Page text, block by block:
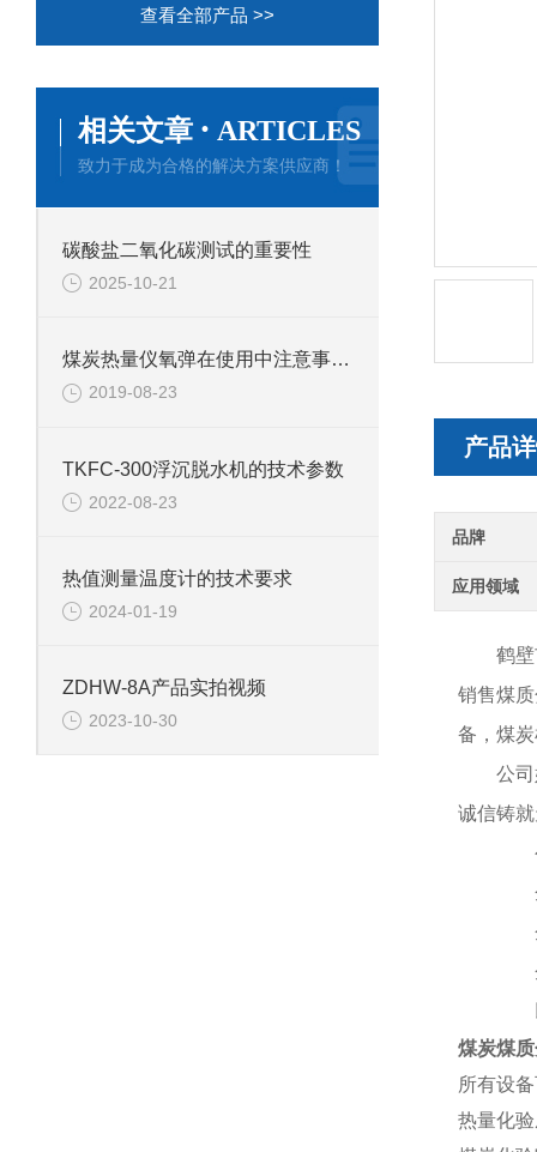
产品
品牌
应用领域
鹤
销售煤
备，煤
公
诚信铸
公
企
企
企
煤炭煤
所有设
热量化
查看全部产品 >>
相关文章 · ARTICLES
致力于成为合格的解决方案供应商！
碳酸盐二氧化碳测试的重要性
2025-10-21
煤炭热量仪氧弹在使用中注意事项和延长寿命的方法
2019-08-23
TKFC-300浮沉脱水机的技术参数
2022-08-23
热值测量温度计的技术要求
2024-01-19
ZDHW-8A产品实拍视频
2023-10-30